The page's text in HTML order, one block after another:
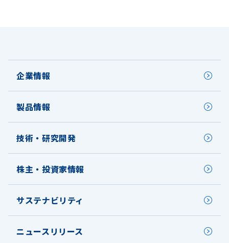
企業情報
製品情報
技術・研究開発
株主・投資家情報
サステナビリティ
ニュースリリース